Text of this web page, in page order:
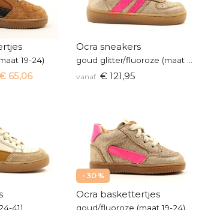
19-24)
65,06
Ocra sneakers
goud glitter/fluoroze (maat 22-41)
vanaf € 121,95
41)
- 30 %
Ocra baskettertjes
goud/fluoroze (maat 19-24)